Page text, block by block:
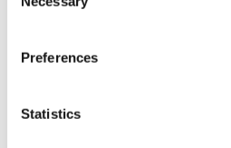
Selection
Preferences
Statistics